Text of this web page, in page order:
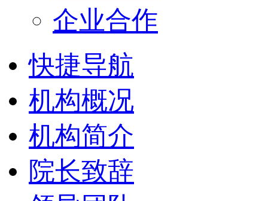
企业合作
快捷导航
机构概况
机构简介
院长致辞